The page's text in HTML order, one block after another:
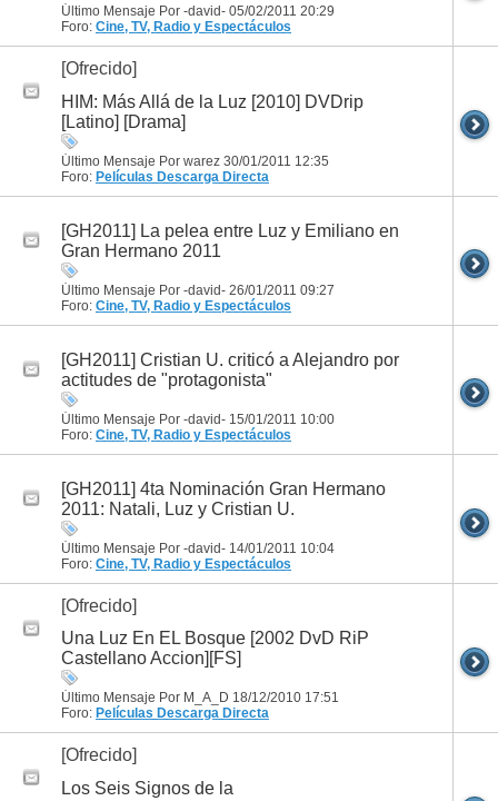
Último Mensaje Por -david- 05/02/2011 20:29
Foro: Cine, TV, Radio y Espectáculos
[Ofrecido]
HIM: Más Allá de la Luz [2010] DVDrip
[Latino] [Drama]
Último Mensaje Por warez 30/01/2011 12:35
Foro: Películas Descarga Directa
[GH2011] La pelea entre Luz y Emiliano en
Gran Hermano 2011
Último Mensaje Por -david- 26/01/2011 09:27
Foro: Cine, TV, Radio y Espectáculos
[GH2011] Cristian U. criticó a Alejandro por
actitudes de "protagonista"
Último Mensaje Por -david- 15/01/2011 10:00
Foro: Cine, TV, Radio y Espectáculos
[GH2011] 4ta Nominación Gran Hermano
2011: Natali, Luz y Cristian U.
Último Mensaje Por -david- 14/01/2011 10:04
Foro: Cine, TV, Radio y Espectáculos
[Ofrecido]
Una Luz En EL Bosque [2002 DvD RiP
Castellano Accion][FS]
Último Mensaje Por M_A_D 18/12/2010 17:51
Foro: Películas Descarga Directa
[Ofrecido]
Los Seis Signos de la